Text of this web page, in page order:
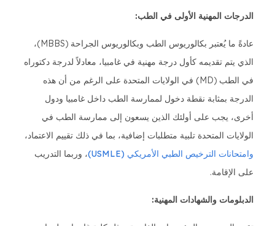
الدرجات المهنية الأولى في الطب:
عادةً ما يُعتبر بكالوريوس الطب وبكالوريوس الجراحة (MBBS)،
الذي يتم تقديمه كأول درجة مهنية في غامبيا، معادلاً لدرجة دكتوراه
في الطب (MD) في الولايات المتحدة على الرغم من أن هذه
الدرجة بمثابة نقطة دخول لممارسة الطب داخل غامبيا ودول
أخرى، يجب على أولئك الذين يسعون إلى ممارسة الطب في
الولايات المتحدة تلبية متطلبات إضافية، بما في ذلك تقييم الاعتماد،
وامتحانات الترخيص الطبي الأمريكي (USMLE)
، وربما التدريب
على الإقامة.
الدبلومات والشهادات المهنية: